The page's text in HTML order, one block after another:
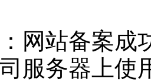
网站备案成
服务器上使